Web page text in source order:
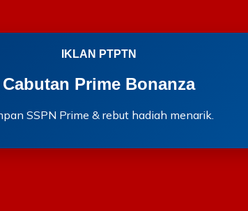
IKLAN PTPTN
Cabutan Prime Bonanza
SSPN Prime & rebut hadiah menarik.